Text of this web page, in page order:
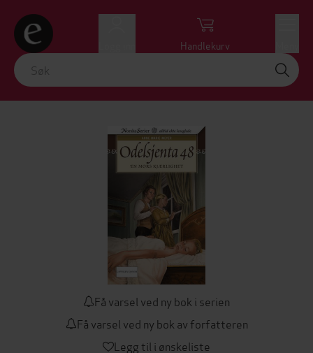
Handlekurv
Få varsel ved ny bok i serien
Få varsel ved ny bok av forfatteren
Legg til i ønskeliste